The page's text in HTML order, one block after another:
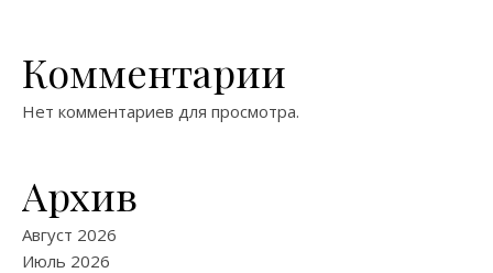
Комментарии
Нет комментариев для просмотра.
Архив
Август 2026
Июль 2026